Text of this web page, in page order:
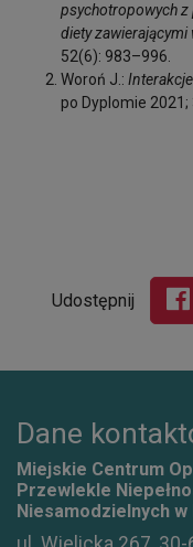
psychotropowych
diety zawierającymi
52(6): 983–996.
Woroń J.:
po Dyplomie 2021;
Udostępnij
Dane
Miejskie Centrum
Przewlekle
Niesamodzielnych w